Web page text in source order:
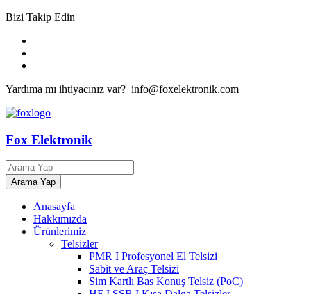
Bizi Takip Edin
Yardıma mı ihtiyacınız var? info@foxelektronik.com
Fox Elektronik
Anasayfa
Hakkımızda
Ürünlerimiz
Telsizler
PMR I Profesyonel El Telsizi
Sabit ve Araç Telsizi
Sim Kartlı Bas Konuş Telsiz (PoC)